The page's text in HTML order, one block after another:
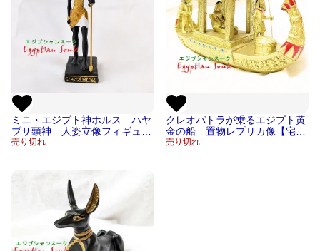
ミニ・エジプト神ホルス ハヤ
ブサ頭神 人姿立像フィギュア
置物レプリカ像【宅急便のみ】
売り切れ
クレオパトラが乗るエジプト黄
金の船 置物レプリカ像【宅急
便のみ】
売り切れ